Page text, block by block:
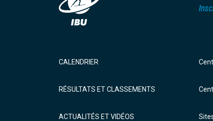
CALENDRIER
RÉSULTATS ET CLASSEMENTS
ACTUALITÉS ET VIDÉOS